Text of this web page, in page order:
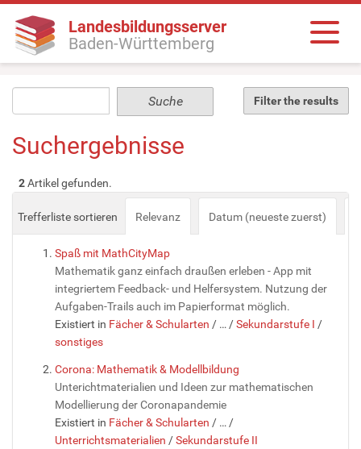
Landesbildungsserver
Baden-Württemberg
Filter the results
Suchergebnisse
2Artikel gefunden.
Trefferliste sortieren Relevanz Datum (neueste zuerst)
Spaß mit MathCityMap
Mathematik ganz einfach draußen erleben - App mit
integriertem Feedback- und Helfersystem. Nutzung der
Aufgaben-Trails auch im Papierformat möglich.
Existiert in Fächer & Schularten / … /Sekundarstufe I /
sonstiges
Corona: Mathematik & Modellbildung
Unterichtmaterialien und Ideen zur mathematischen
Modellierung der Coronapandemie
Existiert in Fächer & Schularten / … /
Unterrichtsmaterialien /Sekundarstufe II